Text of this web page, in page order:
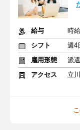
給与
時
シフト
週4
雇用形態
派
アクセス
立